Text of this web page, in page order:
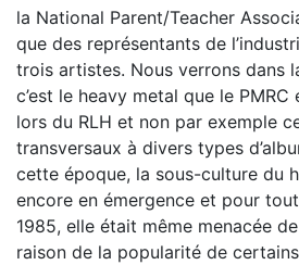
la National Parent/Teacher
que des représentants de
trois artistes. Nous verrons dans
c’est le heavy metal que le
lors du RLH et non par exemple
transversaux à divers types
cette époque, la sous-culture du
encore en émergence et pour
1985, elle était même menacée
raison de la popularité de